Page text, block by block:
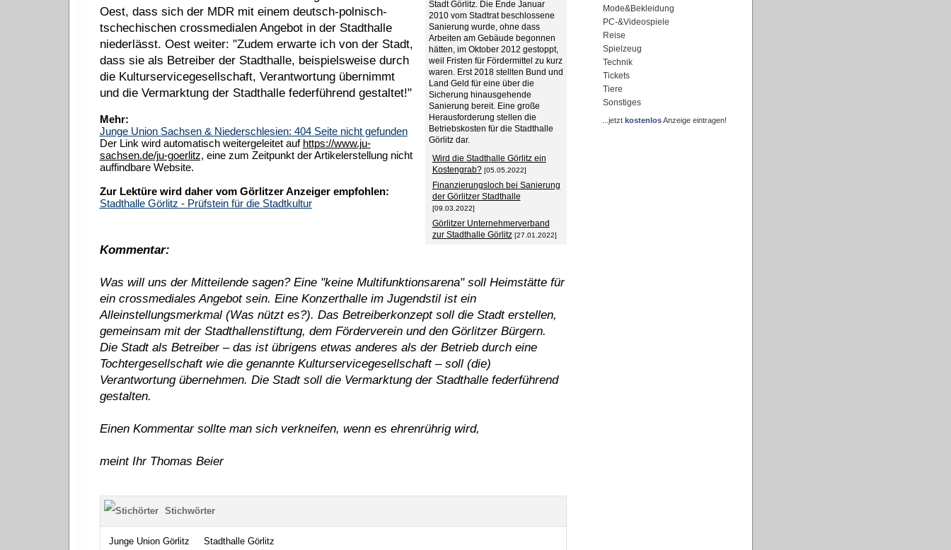
Stadt Görlitz. Die Ende Januar
2010 vom Stadtrat beschlossene
Sanierung wurde, ohne dass
Arbeiten am Gebäude begonnen
hätten, im Oktober 2012 gestoppt,
weil Fristen für Fördermittel zu kurz
waren. Erst 2018 stellten Bund und
Land Geld für eine über die
Sicherung hinausgehende
Sanierung bereit. Eine große
Herausforderung stellen die
Betriebskosten für die Stadthalle
Görlitz dar.
Wird die Stadthalle Görlitz ein
Kostengrab? [05.05.2022]
Finanzierungsloch bei Sanierung
der Görlitzer Stadthalle
[09.03.2022]
Görlitzer Unternehmerverband
zur Stadthalle Görlitz [27.01.2022]
Oest, dass sich der MDR mit einem deutsch-polnisch-
tschechischen crossmedialen Angebot in der Stadthalle
niederlässt. Oest weiter: "Zudem erwarte ich von der Stadt,
dass sie als Betreiber der Stadthalle, beispielsweise durch
die Kulturservicegesellschaft, Verantwortung übernimmt
und die Vermarktung der Stadthalle federführend gestaltet!"
Mehr:
Junge Union Sachsen & Niederschlesien: 404 Seite nicht gefunden
Der Link wird automatisch weitergeleitet auf https://www.ju-
sachsen.de/ju-goerlitz, eine zum Zeitpunkt der Artikelerstellung nicht
auffindbare Website.
Zur Lektüre wird daher vom Görlitzer Anzeiger empfohlen:
Stadthalle Görlitz - Prüfstein für die Stadtkultur
Kommentar:
Was will uns der Mitteilende sagen? Eine "keine Multifunktionsarena" soll Heimstätte für
ein crossmediales Angebot sein. Eine Konzerthalle im Jugendstil ist ein
Alleinstellungsmerkmal (Was nützt es?). Das Betreiberkonzept soll die Stadt erstellen,
gemeinsam mit der Stadthallenstiftung, dem Förderverein und den Görlitzer Bürgern.
Die Stadt als Betreiber – das ist übrigens etwas anderes als der Betrieb durch eine
Tochtergesellschaft wie die genannte Kulturservicegesellschaft – soll (die)
Verantwortung übernehmen. Die Stadt soll die Vermarktung der Stadthalle federführend
gestalten.
Einen Kommentar sollte man sich verkneifen, wenn es ehrenrührig wird,
meint Ihr Thomas Beier
Stichwörter
Junge Union Görlitz Stadthalle Görlitz
Mode&Bekleidung
PC-&Videospiele
Reise
Spielzeug
Technik
Tickets
Tiere
Sonstiges
...jetzt kostenlosAnzeige eintragen!